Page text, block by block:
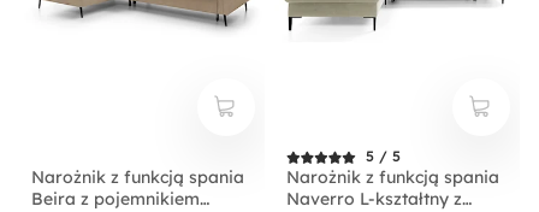
Narożnik z funkcją spania
Beira z pojemnikiem
5 / 5
Narożnik z funkcją spania
Naverro L-kształtny z